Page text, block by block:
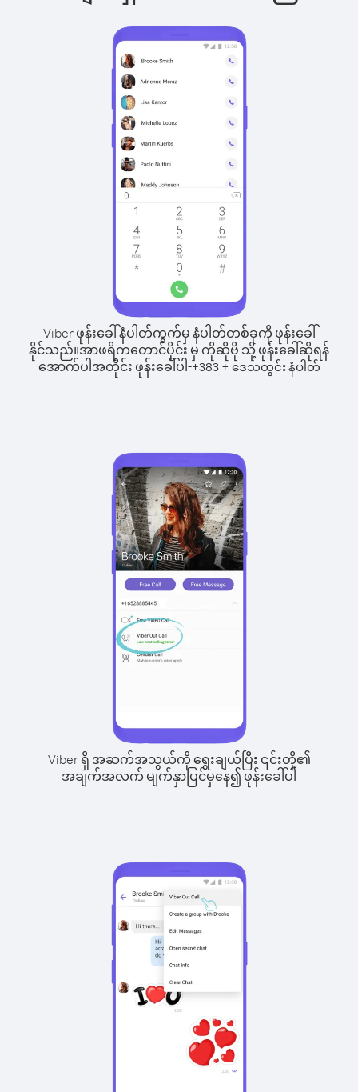
Viber ဖုန်းခေါ်နံပါတ်ကွက်မှ နံပါတ်တစ်ခုကို ဖုန်းခေါ်
နိုင်သည်။အာဖရိကတောင်ပိုင်း မှ ကိုဆိုဗို သို့ ဖုန်းခေါ်ဆိုရန်
အောက်ပါအတိုင်း ဖုန်းခေါ်ပါ-+383+ ဒေသတွင်း နံပါတ်
Viber ရှိ အဆက်အသွယ်ကို ရွေးချယ်ပြီး ၎င်းတို့၏
အချက်အလက် မျက်နှာပြင်မှနေ၍ ဖုန်းခေါ်ပါ